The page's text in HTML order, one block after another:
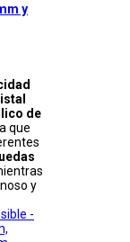
y
de
que
y